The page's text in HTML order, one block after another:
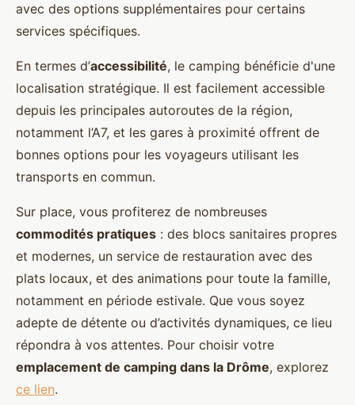
avec des options supplémentaires pour certains
services spécifiques.
En termes d’accessibilité, le camping bénéficie d'une
localisation stratégique. Il est facilement accessible
depuis les principales autoroutes de la région,
notamment l’A7, et les gares à proximité offrent de
bonnes options pour les voyageurs utilisant les
transports en commun.
Sur place, vous profiterez de nombreuses
commodités pratiques : des blocs sanitaires propres
et modernes, un service de restauration avec des
plats locaux, et des animations pour toute la famille,
notamment en période estivale. Que vous soyez
adepte de détente ou d’activités dynamiques, ce lieu
répondra à vos attentes. Pour choisir votre
emplacement de camping dans la Drôme, explorez
ce lien.